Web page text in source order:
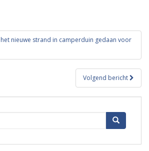
nieuwe strand in camperduin gedaan voor
Volgend bericht